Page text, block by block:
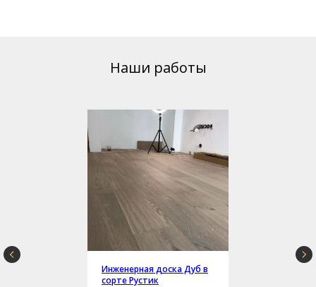
Наши работы
Инженерная доска Дуб в
сорте Рустик